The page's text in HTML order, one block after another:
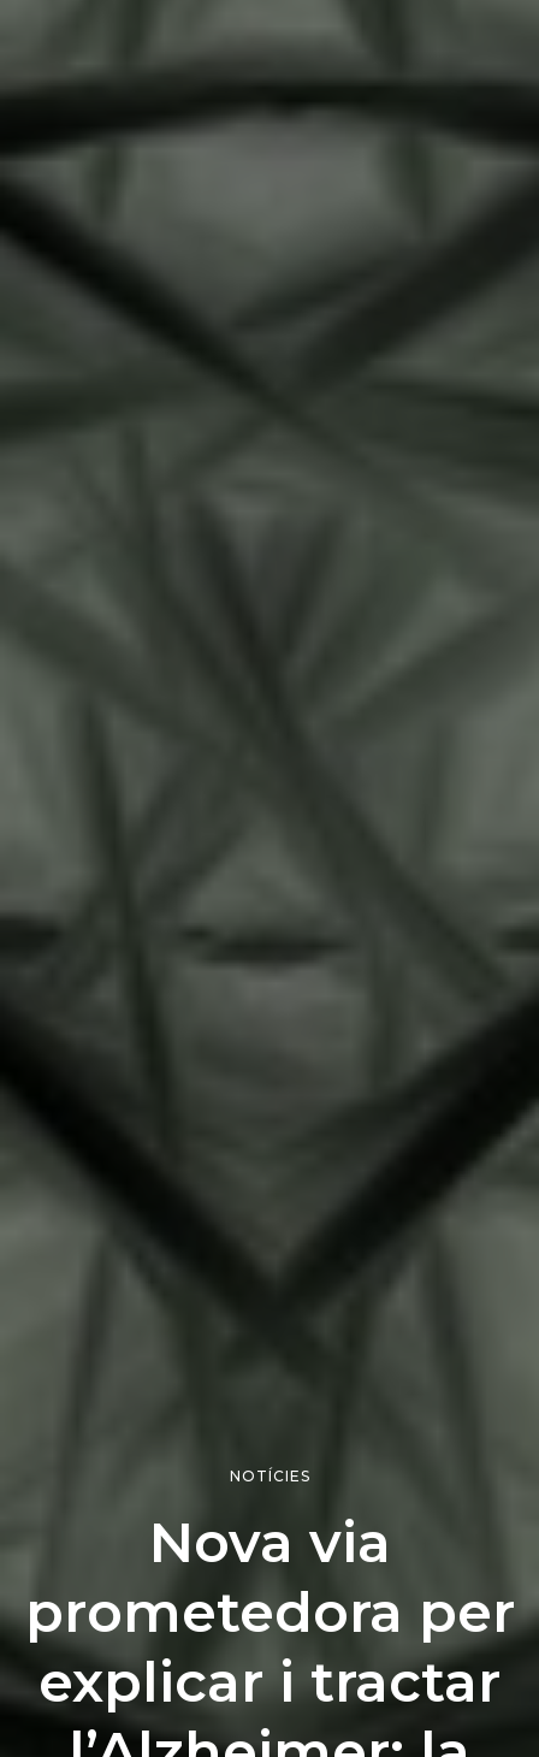
NOTÍCIES
Nova via
prometedora per
explicar i tractar